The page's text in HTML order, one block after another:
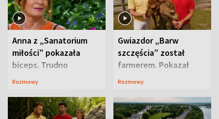
Anna z „Sanatorium
miłości” pokazała
biceps. Trudno
uwierzyć, co przeszła
Rozmowy
Gwiazdor „Barw
szczęścia” został
farmerem. Pokazał
swoje niezwykłe
Rozmowy